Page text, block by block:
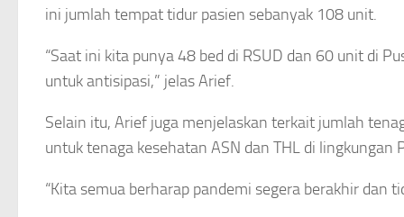
ini jumlah tempat tidur pasien sebanyak 108 unit.
“Saat ini kita punya 48 bed di RSUD dan 60 unit di
untuk antisipasi,” jelas Arief.
Selain itu, Arief juga menjelaskan terkait jumlah
untuk tenaga kesehatan ASN dan THL di
“Kita semua berharap pandemi segera berakhir dan